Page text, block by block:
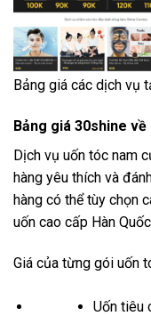
Bảng giá các dịch vụ
Bảng giá 30shine
Dịch vụ uốn tóc nam
hàng yêu thích và
hàng có thể tùy chọn
uốn cao cấp Hàn
Giá của từng gói uốn
Uốn tiêu